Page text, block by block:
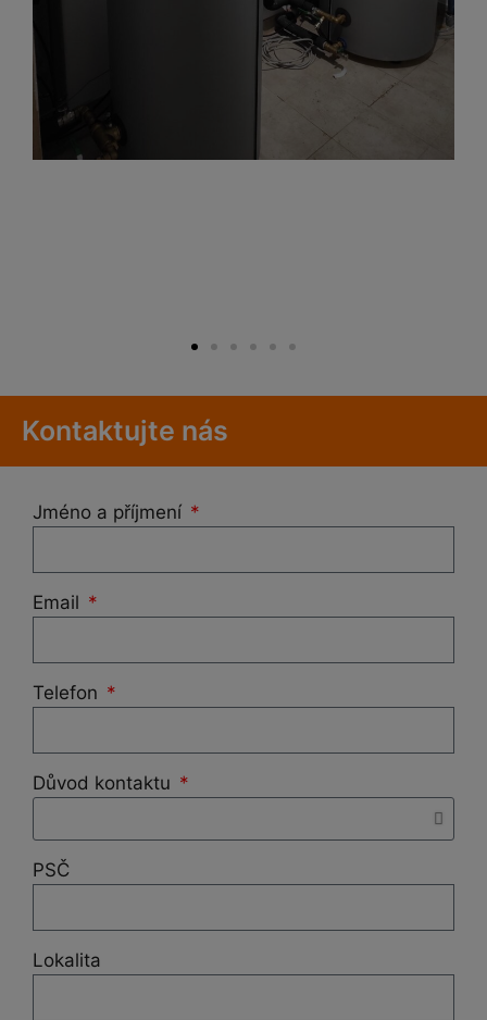
Kontaktujte nás
Jméno a příjmení
Email
Telefon
Důvod kontaktu
PSČ
Lokalita